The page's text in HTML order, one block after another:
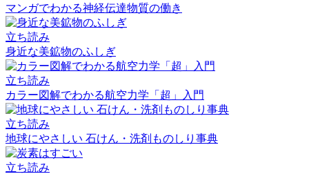
マンガでわかる神経伝達物質の働き
立ち読み
身近な美鉱物のふしぎ
立ち読み
カラー図解でわかる航空力学「超」入門
立ち読み
地球にやさしい 石けん・洗剤ものしり事典
立ち読み